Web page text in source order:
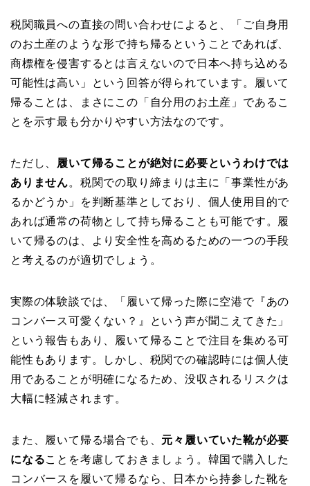
税関職員への直接の問い合わせによると、「ご自身用
のお土産のような形で持ち帰るということであれば、
商標権を侵害するとは言えないので日本へ持ち込める
可能性は高い」という回答が得られています。履いて
帰ることは、まさにこの「自分用のお土産」であるこ
とを示す最も分かりやすい方法なのです。
ただし、
履いて帰ることが絶対に必要というわけでは
ありません。税関での取り締まりは主に「事業性があ
るかどうか」を判断基準としており、個人使用目的で
あれば通常の荷物として持ち帰ることも可能です。履
いて帰るのは、より安全性を高めるための一つの手段
と考えるのが適切でしょう。
実際の体験談では、「履いて帰った際に空港で『あの
コンバース可愛くない？』という声が聞こえてきた」
という報告もあり、履いて帰ることで注目を集める可
能性もあります。しかし、税関での確認時には個人使
用であることが明確になるため、没収されるリスクは
大幅に軽減されます。
また、履いて帰る場合でも、 元々履いていた靴が必要
になることを考慮しておきましょう。韓国で購入した
コンバースを履いて帰るなら、日本から持参した靴を